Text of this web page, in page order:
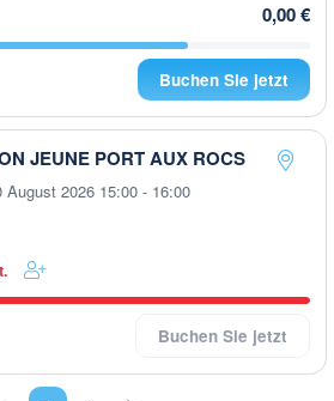
0,00 €
Buchen Sie jetzt
JEUNE PORT AUX ROCS
August 2026 15:00 - 16:00
Buchen Sie jetzt